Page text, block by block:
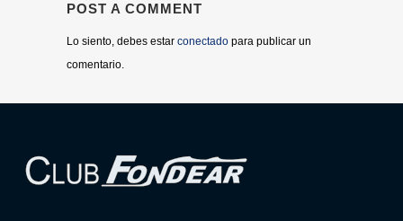
POST A COMMENT
Lo siento, debes estar conectado para publicar un
comentario.